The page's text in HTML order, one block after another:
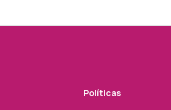
Políticas